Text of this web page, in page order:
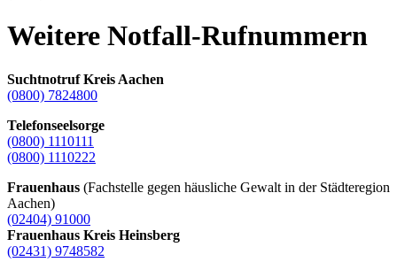
Weitere Notfall-Rufnummern
Suchtnotruf Kreis Aachen
(0800) 7824800
Telefonseelsorge
(0800) 1110111
(0800) 1110222
Frauenhaus (Fachstelle gegen häusliche Gewalt in der Städteregion
Aachen)
(02404) 91000
Frauenhaus Kreis Heinsberg
(02431) 9748582